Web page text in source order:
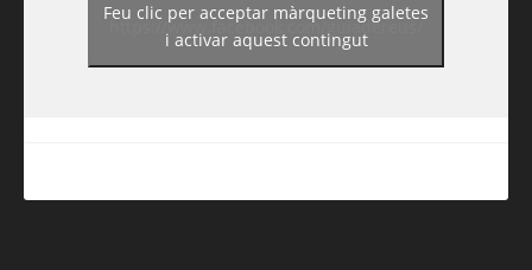
https://www.facebook.com/guiadereus/
Feu clic per acceptar màrqueting galetes
i activar aquest contingut